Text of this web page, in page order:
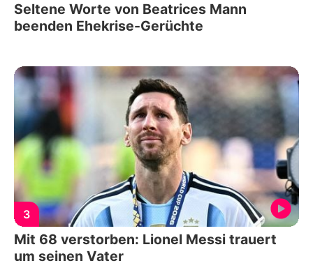
Seltene Worte von Beatrices Mann
beenden Ehekrise-Gerüchte
3
Mit 68 verstorben: Lionel Messi trauert
um seinen Vater